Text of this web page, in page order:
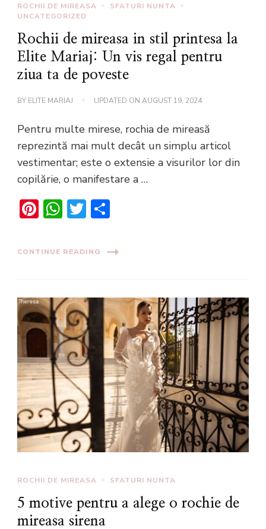
ROCHII DE MIREASA
SFATURI NUNTA
UNCATEGORIZED
Rochii de mireasa in stil printesa la
Elite Mariaj: Un vis regal pentru
ziua ta de poveste
BY ELITE MARIAJ UPDATED ON AUGUST 19, 2024
Pentru multe mirese, rochia de mireasă
reprezintă mai mult decât un simplu articol
vestimentar; este o extensie a visurilor lor din
copilărie, o manifestare a …
Pinterest
WhatsApp
Twitter
CONTINUE READING
ROCHII DE MIREASA SFATURI NUNTA
5 motive pentru a alege o rochie de
mireasa sirena